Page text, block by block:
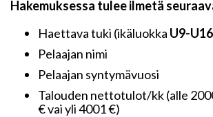
Hakemuksessa tulee ilmetä
Haettava tuki (ikäluokka U9-U16
Pelaajan nimi
Pelaajan syntymävuosi
Talouden nettotulot/kk (alle
€ vai yli 4001 €)